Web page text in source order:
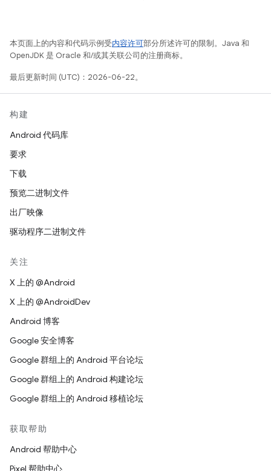
本页面上的内容和代码示例受内容许可部分所述许可的限制。Java 和
OpenJDK 是 Oracle 和/或其关联公司的注册商标。
最后更新时间 (UTC)：2026-06-22。
构建
Android 代码库
要求
下载
预览二进制文件
出厂映像
驱动程序二进制文件
关注
X 上的 @Android
X 上的 @AndroidDev
Android 博客
Google 安全博客
Google 群组上的 Android 平台论坛
Google 群组上的 Android 构建论坛
Google 群组上的 Android 移植论坛
获取帮助
Android 帮助中心
Pixel 帮助中心